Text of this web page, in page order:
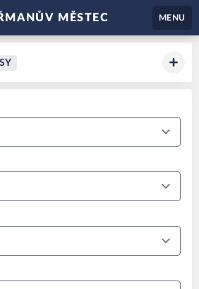
MĚSTEC MENU